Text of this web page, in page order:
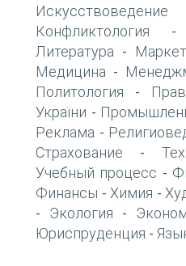
Искусствоведение
Конфликтология
Литература -
Медицина -
Политология -
України -
Реклама -
Страхование -
Учебный процесс -
Финансы -Химия -
- Экология -
Юриспруденция -